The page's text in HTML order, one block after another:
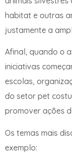
habitat e outras
justamente a
Afinal, quando o
iniciativas
escolas,
do setor pet
promover ações
Os temas mais
exemplo: